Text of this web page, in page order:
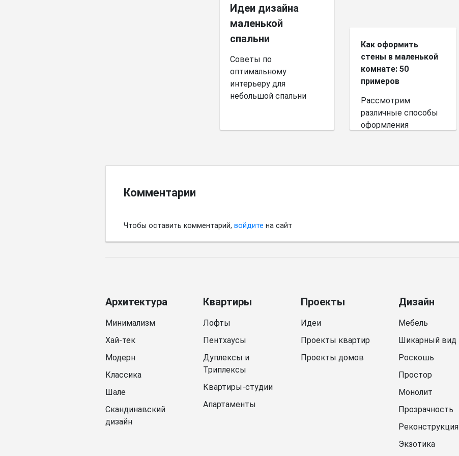
Идеи дизайна
маленькой
спальни
Советы по
оптимальному
интерьеру для
небольшой спальни
Как оформить
стены в маленькой
комнате: 50
примеров
Рассмотрим
различные способы
оформления
Комментарии
Чтобы оставить комментарий, войдите на сайт
Архитектура
Минимализм
Хай-тек
Модерн
Классика
Шале
Скандинавский
дизайн
Квартиры
Лофты
Пентхаусы
Дуплексы и
Триплексы
Квартиры-студии
Апартаменты
Проекты
Идеи
Проекты квартир
Проекты домов
Дизайн
Мебель
Шикарный вид
Роскошь
Простор
Монолит
Прозрачность
Реконструкция
Экзотика